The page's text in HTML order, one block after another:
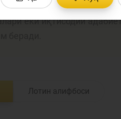
Тадбиркорлик
аниқ
ёки иқтисодий
Лотин алифбоси